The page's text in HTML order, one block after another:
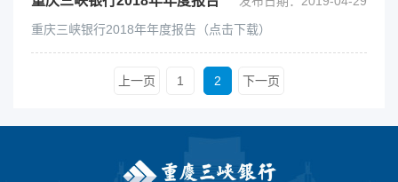
重庆三峡银行2018年年度报告（点击下载）
上一页 1 2 下一页